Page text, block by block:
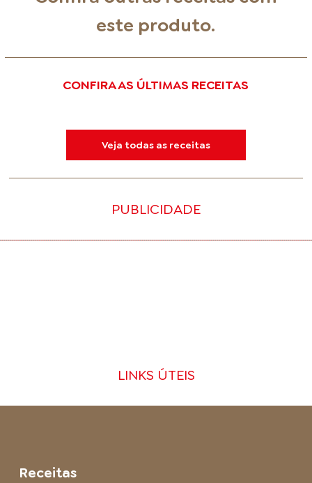
este produto.
CONFIRA AS ÚLTIMAS RECEITAS
Veja todas as receitas
PUBLICIDADE
LINKS ÚTEIS
Receitas